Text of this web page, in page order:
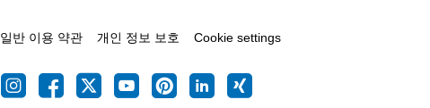
일반 이용 약관 개인 정보 보호 Cookie settings